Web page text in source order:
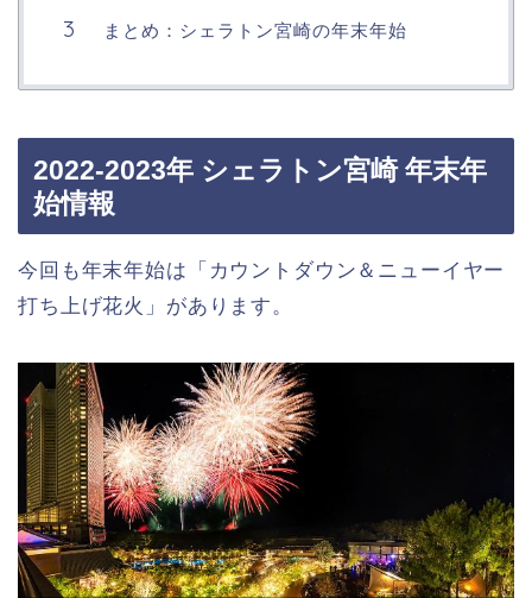
まとめ：シェラトン宮崎の年末年始
2022-2023年 シェラトン宮崎 年末年
始情報
今回も年末年始は「カウントダウン＆ニューイヤー
打ち上げ花火」があります。